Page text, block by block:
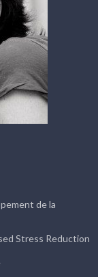
de la
Stress Reduction